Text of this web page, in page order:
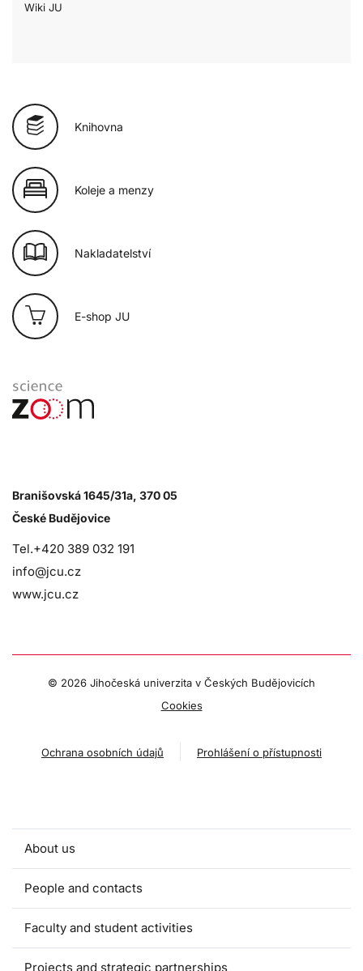
Wiki JU
Knihovna
Koleje a menzy
Nakladatelství
E-shop JU
Branišovská 1645/31a, 370 05
České Budějovice
Tel.+420 389 032 191
info@jcu.cz
www.jcu.cz
© 2026 Jihočeská univerzita v Českých Budějovicích
Cookies
Ochrana osobních údajů Prohlášení o přístupnosti
About us
People and contacts
Faculty and student activities
Projects and strategic partnerships